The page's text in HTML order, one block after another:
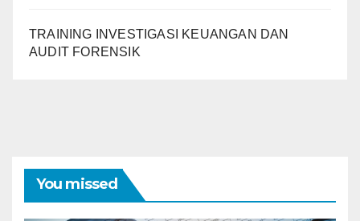
TRAINING INVESTIGASI KEUANGAN DAN
AUDIT FORENSIK
You missed